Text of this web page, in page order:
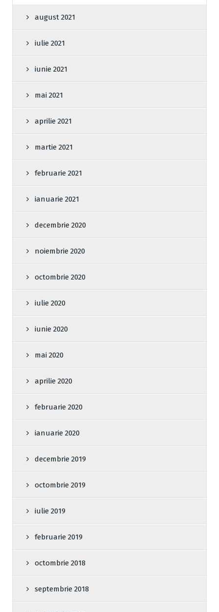
august 2021
iulie 2021
iunie 2021
mai 2021
aprilie 2021
martie 2021
februarie 2021
ianuarie 2021
decembrie 2020
noiembrie 2020
octombrie 2020
iulie 2020
iunie 2020
mai 2020
aprilie 2020
februarie 2020
ianuarie 2020
decembrie 2019
octombrie 2019
iulie 2019
februarie 2019
octombrie 2018
septembrie 2018